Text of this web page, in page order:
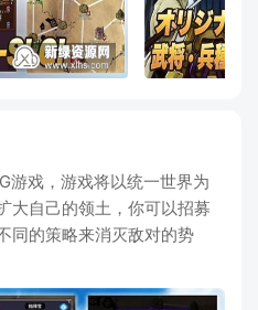
游戏，游戏将以统一世界为
大自己的领土，你可以招募
同的策略来消灭敌对的势